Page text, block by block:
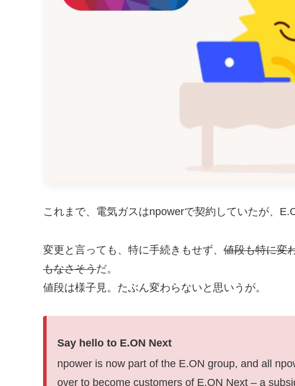
これまで、電気ガスはnpowerで契約していたが、
変更と言っても、特に手続きもせず、 値段も特に変
もなさそうだ。
値段は様子見。たぶん変わらないと思いうが。
Say hello to E.ON Next
npower is now part of the E.ON group, and all
over to become customers of E.ON Next – a